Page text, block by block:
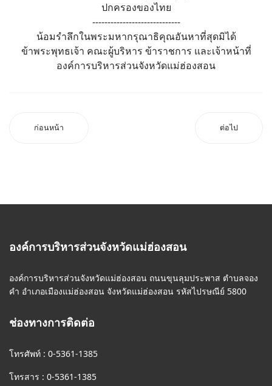
ปกครองของไทย
-----------------------------
น้อมรำลึกในพระมหากรุณาธิคุณอันหาที่สุดมิได้
ข้าพระพุทธเจ้า คณะผู้บริหาร ข้าราชการ และเจ้าหน้าที่
องค์การบริหารส่วนจังหวัดแม่ฮ่องสอน
ก่อนหน้า ต่อไป
องค์การบริหารส่วนจังหวัดแม่ฮ่องสอน
องค์การบริหารส่วนจังหวัดแม่ฮ่องสอน ถนนขุนลุมประพาส ตำบลจอง
คำ อำเภอเมืองแม่ฮ่องสอน จังหวัดแม่ฮ่องสอน รหัสไปรษณีย์ 5800
ช่องทางการติดต่อ
โทรศัพท์ : 0-5361-1385
โทรสาร : 0-5361-1385